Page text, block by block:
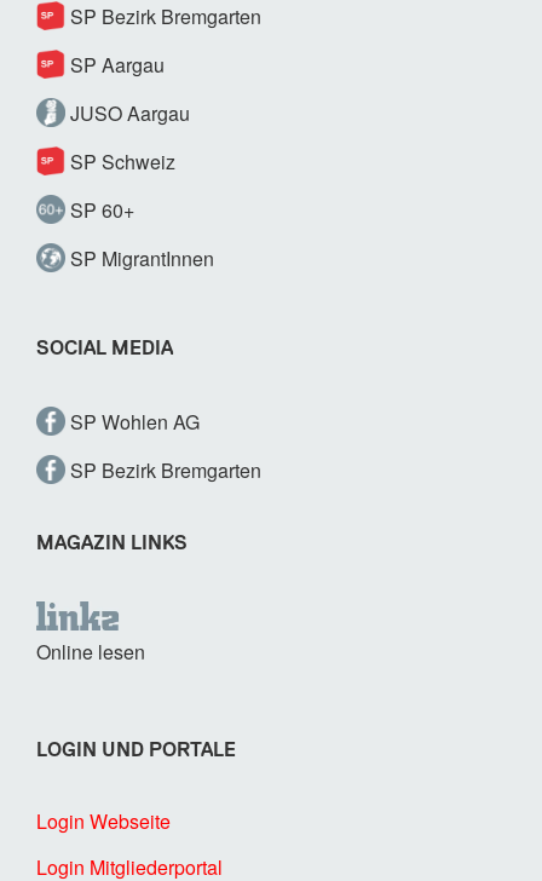
SP Bezirk Bremgarten
SP Aargau
JUSO Aargau
SP Schweiz
SP 60+
SP MigrantInnen
SOCIAL MEDIA
SP Wohlen AG
SP Bezirk Bremgarten
MAGAZIN LINKS
Online lesen
LOGIN UND PORTALE
Login Webseite
Login Mitgliederportal